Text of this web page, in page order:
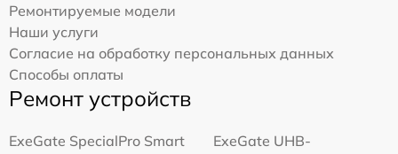
Ремонтируемые модели
Наши услуги
Согласие на обработку персональных данных
Способы оплаты
Ремонт устройств
ExeGate SpecialPro Smart
ExeGate UHB-